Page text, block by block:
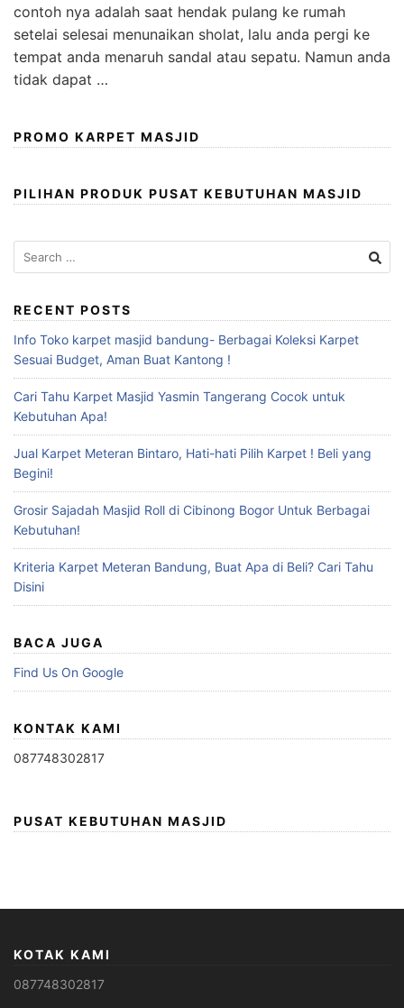
contoh nya adalah saat hendak pulang ke rumah
setelai selesai menunaikan sholat, lalu anda pergi ke
tempat anda menaruh sandal atau sepatu. Namun anda
tidak dapat …
PROMO KARPET MASJID
PILIHAN PRODUK PUSAT KEBUTUHAN MASJID
RECENT POSTS
Info Toko karpet masjid bandung- Berbagai Koleksi Karpet
Sesuai Budget, Aman Buat Kantong !
Cari Tahu Karpet Masjid Yasmin Tangerang Cocok untuk
Kebutuhan Apa!
Jual Karpet Meteran Bintaro, Hati-hati Pilih Karpet ! Beli yang
Begini!
Grosir Sajadah Masjid Roll di Cibinong Bogor Untuk Berbagai
Kebutuhan!
Kriteria Karpet Meteran Bandung, Buat Apa di Beli? Cari Tahu
Disini
BACA JUGA
Find Us On Google
KONTAK KAMI
087748302817
PUSAT KEBUTUHAN MASJID
KOTAK KAMI
087748302817